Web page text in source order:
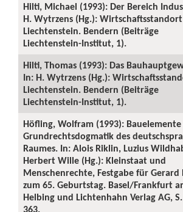
Hilti, Michael (1993): Der Bereich
H. Wytrzens (Hg.): Wirtschaftsstandort
Liechtenstein. Bendern (Beiträge
Liechtenstein-Institut, 1).
Hilti, Thomas (1993): Das
In: H. Wytrzens (Hg.):
Liechtenstein. Bendern (Beiträge
Liechtenstein-Institut, 1).
Höfling, Wolfram (1993):
Grundrechtsdogmatik des
Raumes. In: Alois Riklin, Luzius
Herbert Wille (Hg.): Kleinstaat und
Menschenrechte, Festgabe für
zum 65. Geburtstag. Basel/Frankfurt
Helbing und Lichtenhahn Verlag AG,
363.